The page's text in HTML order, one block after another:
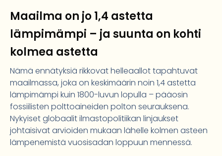
Maailma on jo 1,4 astetta
lämpimämpi – ja suunta on kohti
kolmea astetta
Nämä ennätyksiä rikkovat helleaallot tapahtuvat
maailmassa, joka on keskimäärin noin 1,4 astetta
lämpimämpi kuin 1800-luvun lopulla – pääosin
fossiilisten polttoaineiden polton seurauksena.
Nykyiset globaalit ilmastopolitiikan linjaukset
johtaisivat arvioiden mukaan lähelle kolmen asteen
lämpenemistä vuosisadan loppuun mennessä.